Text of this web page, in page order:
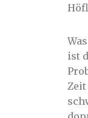
ist